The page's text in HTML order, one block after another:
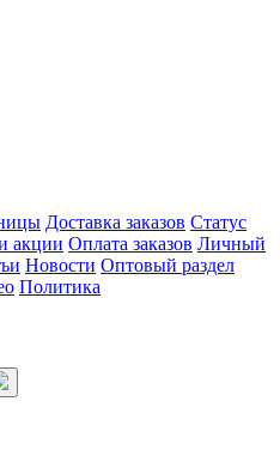
Доставка заказов Статус
акции Оплата заказов Личный
Новости Оптовый раздел
Политика